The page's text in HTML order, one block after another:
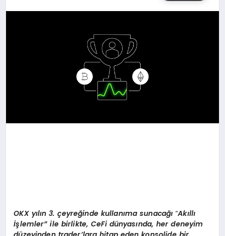
OKX yılın 3. çeyreğinde kullanıma sunacağı“Akıllı
İşlemler” ile birlikte, CeFi dünyasında, her deneyim